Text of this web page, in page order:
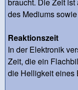
des Mediums sowie
Reaktionszeit
In der Elektronik
Zeit, die ein
die Helligkeit eines